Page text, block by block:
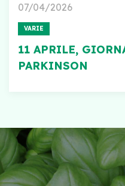
07/04/2026
VARIE
11 APRILE,
PARKINSON